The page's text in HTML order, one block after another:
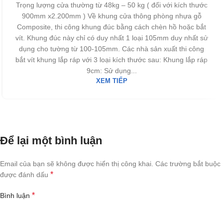
Trọng lượng cửa thường từ 48kg – 50 kg ( đối với kích thước
900mm x2.200mm ) Về khung cửa thông phòng nhựa gỗ
Composite, thi công khung đúc bằng cách chèn hồ hoặc bắt
vít. Khung đúc này chỉ có duy nhất 1 loại 105mm duy nhất sử
dụng cho tường từ 100-105mm. Các nhà sản xuất thi công
bắt vít khung lắp ráp với 3 loại kích thước sau: Khung lắp ráp
9cm: Sử dụng...
XEM TIẾP
Để lại một bình luận
Email của bạn sẽ không được hiển thị công khai. Các trường bắt buộc
được đánh dấu *
Bình luận *